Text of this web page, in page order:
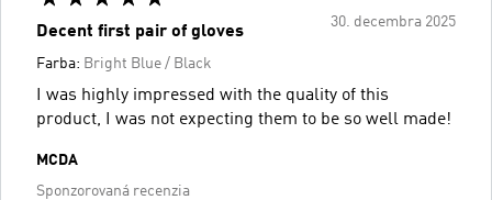
30. decembra 2025
Decent first pair of gloves
Farba: Bright Blue / Black
I was highly impressed with the quality of this
product, I was not expecting them to be so well made!
MCDA
Sponzorovaná recenzia